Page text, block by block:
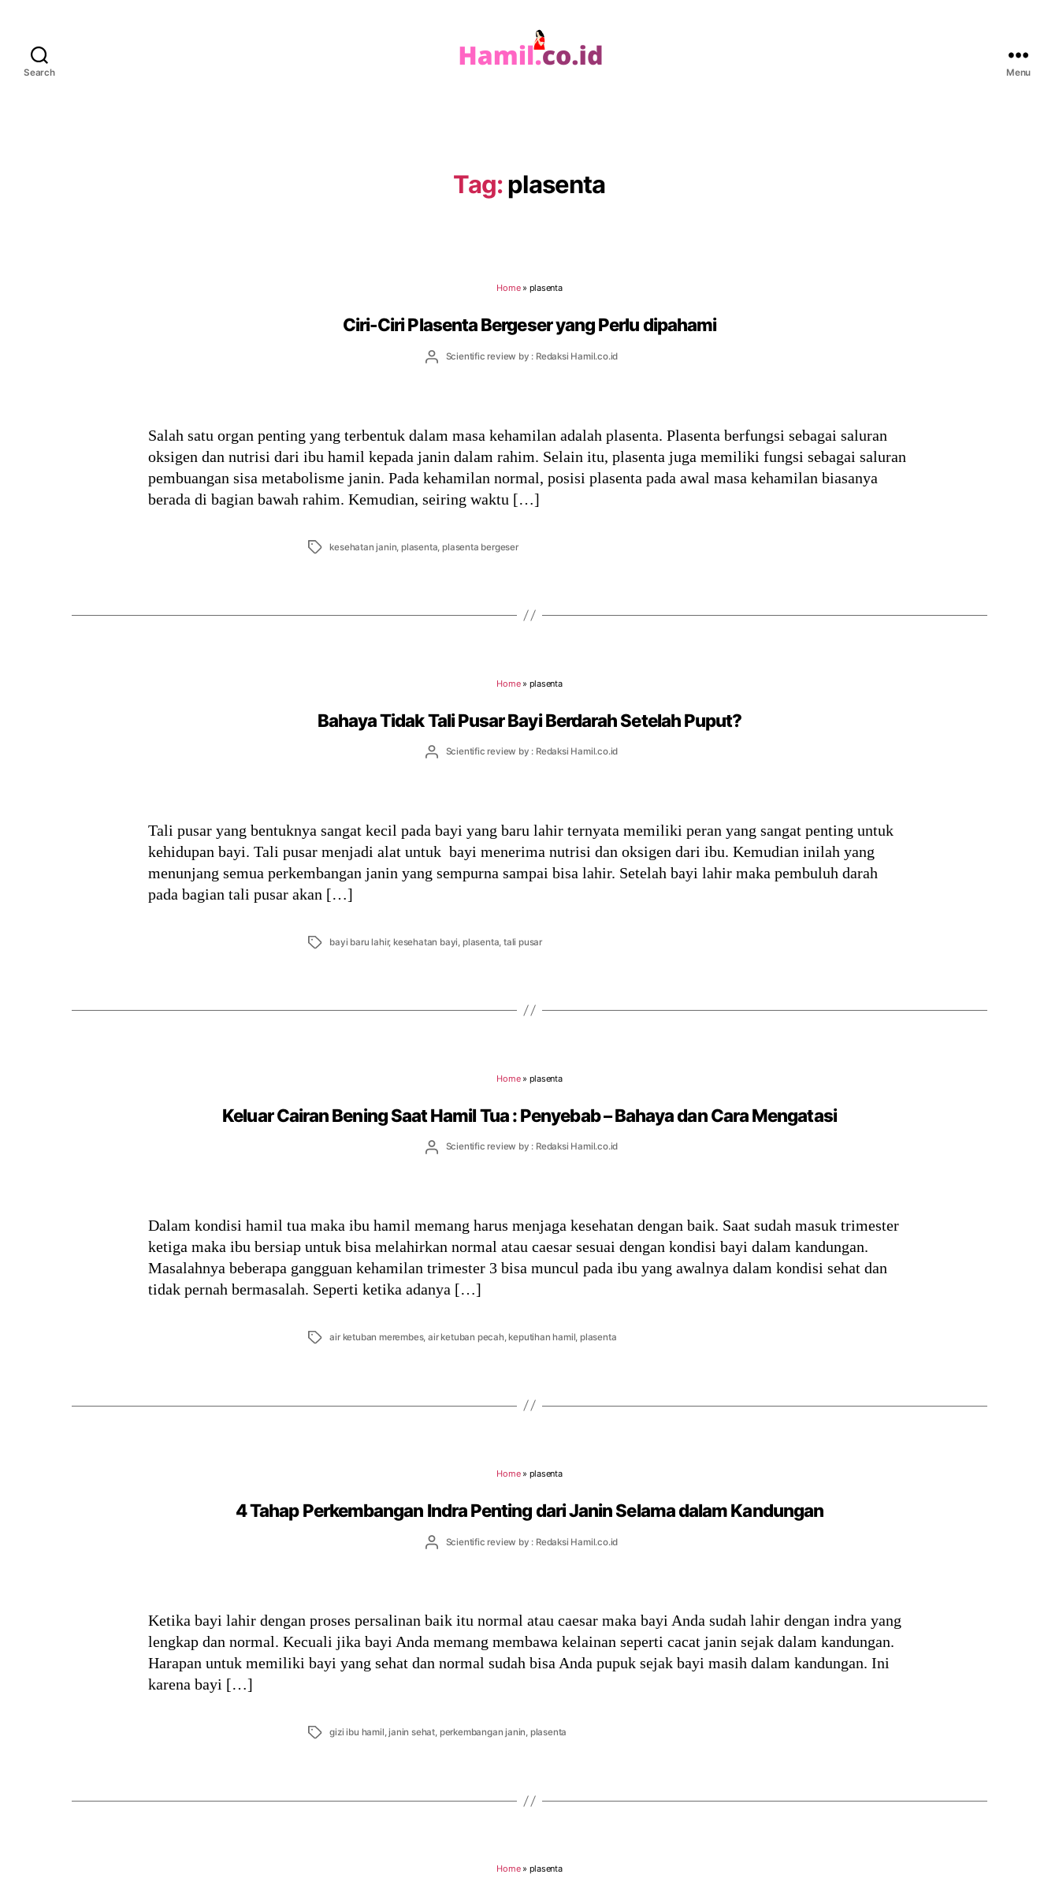
Search Menu
Tag:plasenta
Home» plasenta
Ciri-Ciri Plasenta Bergeser yang Perlu dipahami
PostScientific review by : Redaksi Hamil.co.id
Salah satu organ penting yang terbentuk dalam masa kehamilan adalah plasenta. Plasenta berfungsi sebagai saluran
oksigen dan nutrisi dari ibu hamil kepada janin dalam rahim. Selain itu, plasenta juga memiliki fungsi sebagai saluran
pembuangan sisa metabolisme janin. Pada kehamilan normal, posisi plasenta pada awal masa kehamilan biasanya
berada di bagian bawah rahim. Kemudian, seiring waktu […]
Tags kesehatan janin ,plasenta ,plasenta bergeser
Home» plasenta
Bahaya Tidak Tali Pusar Bayi Berdarah Setelah Puput?
PostScientific review by : Redaksi Hamil.co.id
Tali pusar yang bentuknya sangat kecil pada bayi yang baru lahir ternyata memiliki peran yang sangat penting untuk
kehidupan bayi. Tali pusar menjadi alat untuk bayi menerima nutrisi dan oksigen dari ibu. Kemudian inilah yang
menunjang semua perkembangan janin yang sempurna sampai bisa lahir. Setelah bayi lahir maka pembuluh darah
pada bagian tali pusar akan […]
Tags bayi baru lahir,kesehatan bayi plasenta tali pusar
Home» plasenta
Keluar Cairan Bening Saat Hamil Tua : Penyebab – Bahaya dan Cara Mengatasi
PostScientific review by : Redaksi Hamil.co.id
Dalam kondisi hamil tua maka ibu hamil memang harus menjaga kesehatan dengan baik. Saat sudah masuk trimester
ketiga maka ibu bersiap untuk bisa melahirkan normal atau caesar sesuai dengan kondisi bayi dalam kandungan.
Masalahnya beberapa gangguan kehamilan trimester 3 bisa muncul pada ibu yang awalnya dalam kondisi sehat dan
tidak pernah bermasalah. Seperti ketika adanya […]
Tags air ketuban merembes,air ketuban pecah, keputihan hamil,plasenta
Home» plasenta
4 Tahap Perkembangan Indra Penting dari Janin Selama dalam Kandungan
PostScientific review by : Redaksi Hamil.co.id
Ketika bayi lahir dengan proses persalinan baik itu normal atau caesar maka bayi Anda sudah lahir dengan indra yang
lengkap dan normal. Kecuali jika bayi Anda memang membawa kelainan seperti cacat janin sejak dalam kandungan.
Harapan untuk memiliki bayi yang sehat dan normal sudah bisa Anda pupuk sejak bayi masih dalam kandungan. Ini
karena bayi […]
Tags gizi ibu hamil, janin sehat, perkembangan janin, plasenta
Home» plasenta